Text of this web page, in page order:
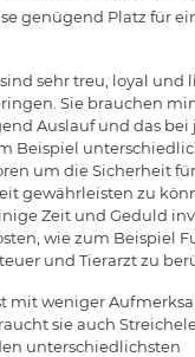
genügend Platz für
sehr treu, loyal und
Sie brauchen
Auslauf und das bei
Beispiel
um die Sicherheit
gewährleisten zu
Zeit und Geduld
wie zum Beispiel
und Tierarzt zu
mit weniger
sie auch
unterschiedlichsten